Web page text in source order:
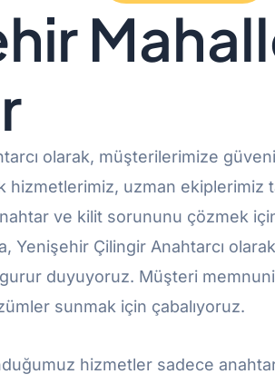
olarak, müşterilerimize
hizmetlerimiz, uzman ekiplerimiz
ve kilit sorununu çözmek için
Yenişehir Çilingir Anahtarcı
duyuyoruz. Müşteri
sunmak için çabalıyoruz.
hizmetler sadece anahtar